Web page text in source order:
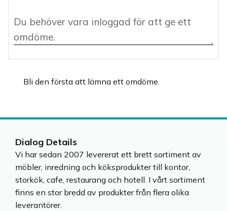
Bli den första att lämna ett omdöme.
Dialog Details
Vi har sedan 2007 levererat ett brett sortiment av
möbler, inredning och köksprodukter till kontor,
storkök, cafe, restaurang och hotell. I vårt sortiment
finns en stor bredd av produkter från flera olika
leverantörer.